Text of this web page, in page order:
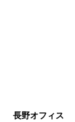
長野オフィス